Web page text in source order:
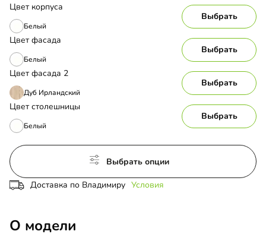
Цвет корпуса
Белый
Выбрать
Цвет фасада
Белый
Выбрать
Цвет фасада 2
Дуб Ирландский
Выбрать
Цвет столешницы
Белый
Выбрать
Выбрать опции
Доставка по Владимиру Условия
О модели